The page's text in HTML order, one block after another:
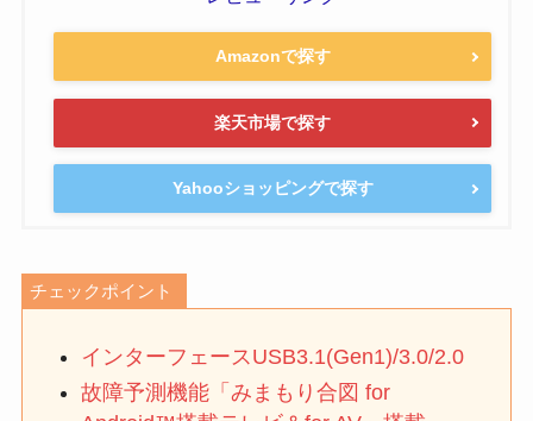
Amazonで探す
楽天市場で探す
Yahooショッピングで探す
チェックポイント
インターフェースUSB3.1(Gen1)/3.0/2.0
故障予測機能「みまもり合図 for